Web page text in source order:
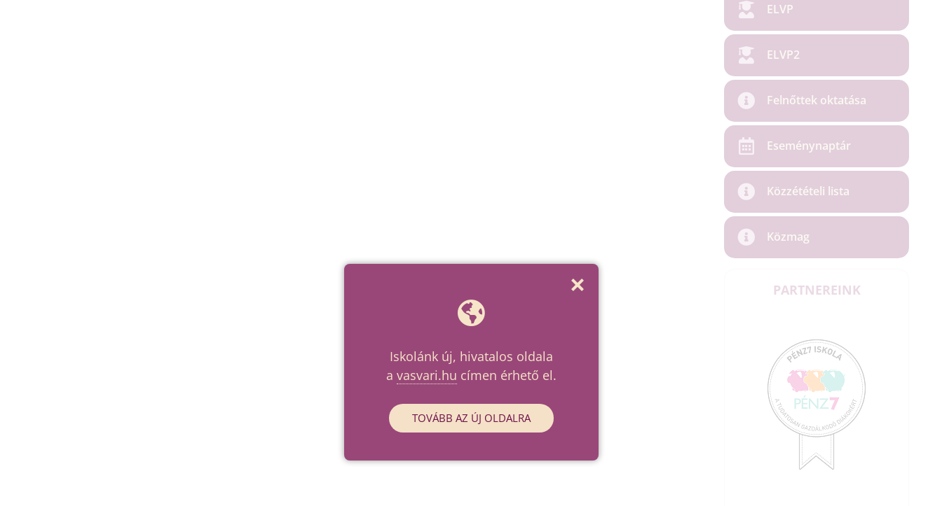
ELVP
ELVP2
Felnőttek oktatása
Eseménynaptár
Közzétételi lista
Közmag
PARTNEREINK
Iskolánk új, hivatalos oldala
a vasvari.hu címen érhető el.
TOVÁBB AZ ÚJ OLDALRA